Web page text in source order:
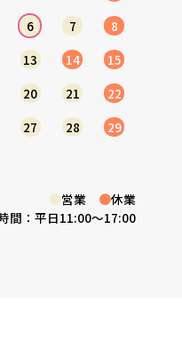
6 7
8
13 14
15
20 21
22
27 28
29
●営業 ●休業
間：平日11:00～17:00